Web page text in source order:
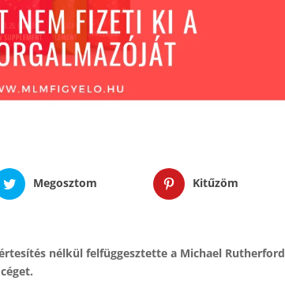
Megosztom Kitűzöm
nélkül felfüggesztette a Michael Rutherford